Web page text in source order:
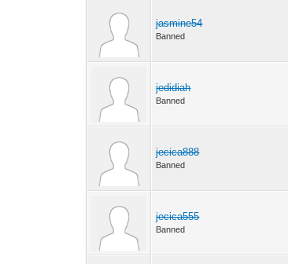
jasmine54
Banned
jedidiah
Banned
jecica888
Banned
jecica555
Banned